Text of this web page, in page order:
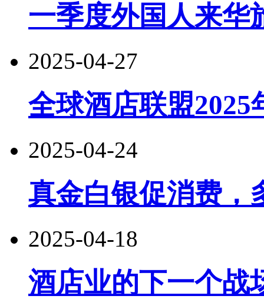
一季度外国人来华
2025-04-27
全球酒店联盟
2025-04-24
真金白银促消费，
2025-04-18
酒店业的下一个战